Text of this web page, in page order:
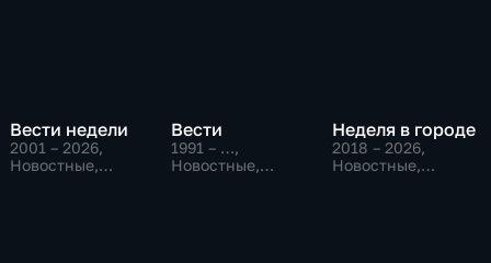
Вести недели
2001 – 2026,
Новостные,
Вести
1991 – …,
Новостные,
Неделя в городе
2018 – 2026,
Новостные,